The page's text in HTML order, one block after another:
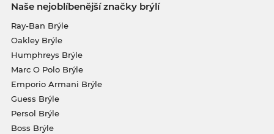
Naše nejoblíbenější značky brýlí
Ray-Ban Brýle
Oakley Brýle
Humphreys Brýle
Marc O Polo Brýle
Emporio Armani Brýle
Guess Brýle
Persol Brýle
Boss Brýle